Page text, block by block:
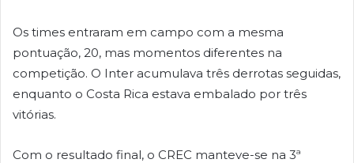
Os times entraram em campo com a mesma
pontuação, 20, mas momentos diferentes na
competição. O Inter acumulava três derrotas seguidas,
enquanto o Costa Rica estava embalado por três
vitórias.
Com o resultado final, o CREC manteve-se na 3ª